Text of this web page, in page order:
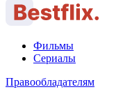
Фильмы
Сериалы
Правообладателям